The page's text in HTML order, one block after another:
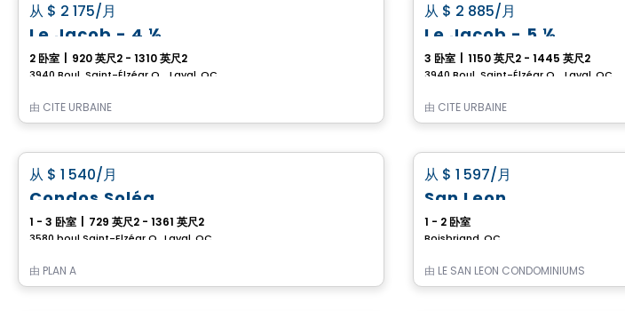
从 $ 2 175/月
Le Jacob - 4 ½
2 卧室 920 英尺2 - 1310 英尺2
3940 Boul. Saint-Élzéar O. , Laval, QC
由 CITÉ URBAINE
从 $ 2 885/月
Le Jacob - 5 ½
3 卧室 1150 英尺2 - 1445 英尺2
3940 Boul. Saint-Élzéar O. , Laval, QC
由 CITÉ URBAINE
公寓
从 $ 1 540/月
Condos Soléa
1 - 3 卧室 729 英尺2 - 1361 英尺2
3580 boul Saint-Elzéar O., Laval, QC
由 PLAN A
从 $ 1 597/月
San Leon
1 - 2 卧室
Boisbriand, QC
由 LE SAN LEON CONDOMINIUMS
公寓